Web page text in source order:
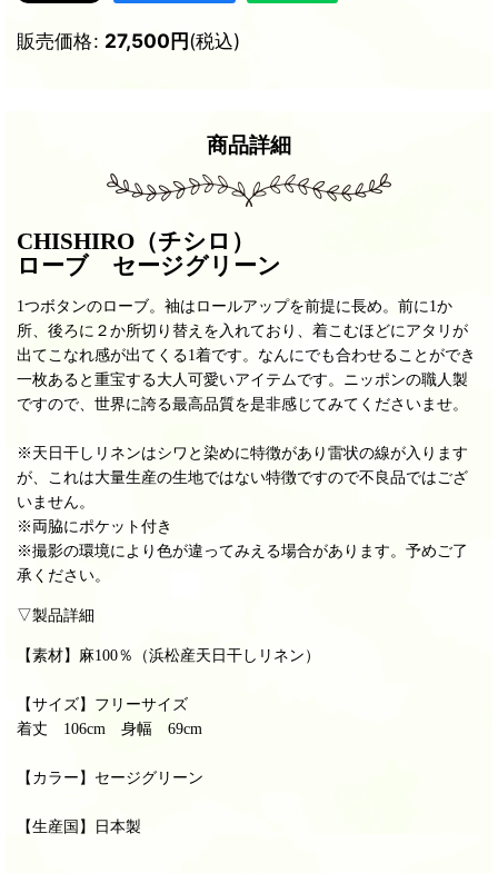
販売価格: 27,500円(税込)
商品詳細
CHISHIRO（チシロ）
ローブ セージグリーン
1つボタンのローブ。袖はロールアップを前提に長め。前に1か
所、後ろに２か所切り替えを入れており、着こむほどにアタリが
出てこなれ感が出てくる1着です。なんにでも合わせることができ
一枚あると重宝する大人可愛いアイテムです。 ニッポンの職人製
ですので、 世界に誇る最高品質を是非感じてみてくださいませ。
※天日干しリネンはシワと染めに特徴があり雷状の線が入ります
が、これは大量生産の生地ではない特徴ですので不良品ではござ
いません。
※両脇にポケット付き
※撮影の環境により色が違ってみえる場合があります。予めご了
承ください。
▽製品詳細
【素材】 麻100％（浜松産天日干しリネン）
【サイズ】フリーサイズ
着丈 106cm 身幅 69cm
【カラー】セージグリーン
【生産国】日本製